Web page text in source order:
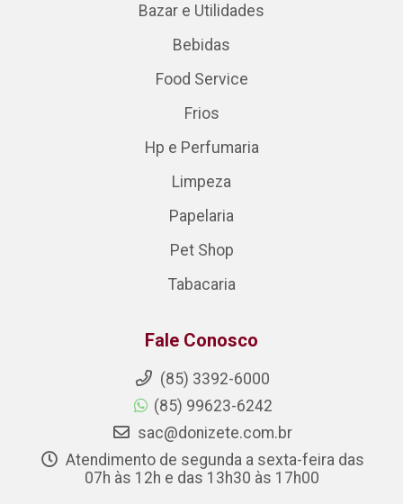
Bazar e Utilidades
Bebidas
Food Service
Frios
Hp e Perfumaria
Limpeza
Papelaria
Pet Shop
Tabacaria
Fale Conosco
(85) 3392-6000
(85) 99623-6242
sac@donizete.com.br
Atendimento de segunda a sexta-feira das
07h às 12h e das 13h30 às 17h00